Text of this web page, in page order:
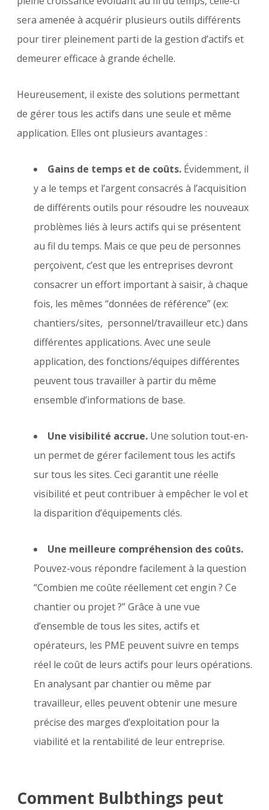
sera amenée à acquérir plusieurs outils différents
pour tirer pleinement parti de la gestion d’actifs et
demeurer efficace à grande échelle.
Heureusement, il existe des solutions permettant
de gérer tous les actifs dans une seule et même
application. Elles ont plusieurs avantages :
Gains de temps et de coûts. Évidemment, il
y a le temps et l’argent consacrés à l’acquisition
de différents outils pour résoudre les nouveaux
problèmes liés à leurs actifs qui se présentent
au fil du temps. Mais ce que peu de personnes
perçoivent, c’est que les entreprises devront
consacrer un effort important à saisir, à chaque
fois, les mêmes “données de référence” (ex:
chantiers/sites, personnel/travailleur etc.) dans
différentes applications. Avec une seule
application, des fonctions/équipes différentes
peuvent tous travailler à partir du même
ensemble d’informations de base.
Une visibilité accrue. Une solution tout-en-
un permet de gérer facilement tous les actifs
sur tous les sites. Ceci garantit une réelle
visibilité et peut contribuer à empêcher le vol et
la disparition d’équipements clés.
Une meilleure compréhension des coûts.
Pouvez-vous répondre facilement à la question
“Combien me coûte réellement cet engin ? Ce
chantier ou projet ?” Grâce à une vue
d’ensemble de tous les sites, actifs et
opérateurs, les PME peuvent suivre en temps
réel le coût de leurs actifs pour leurs opérations.
En analysant par chantier ou même par
travailleur, elles peuvent obtenir une mesure
précise des marges d’exploitation pour la
viabilité et la rentabilité de leur entreprise.
Comment Bulbthings peut